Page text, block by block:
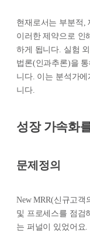
현재로서는 부분적,
이러한 제약으로 인
하게 됩니다. 실험
법론(인과추론)을
니다. 이는 분석가
니다.
성장 가속화
문제정의
New MRR(신규고
및 프로세스를 점검
는 퍼널이 있었어요.